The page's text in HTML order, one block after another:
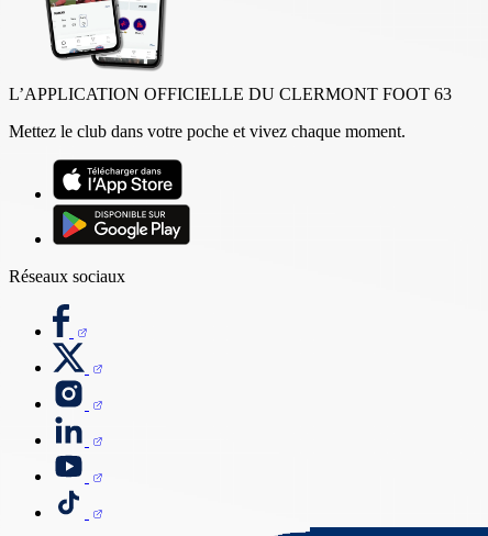
L’APPLICATION OFFICIELLE DU CLERMONT FOOT 63
Mettez le club dans votre poche et vivez chaque moment.
Réseaux sociaux